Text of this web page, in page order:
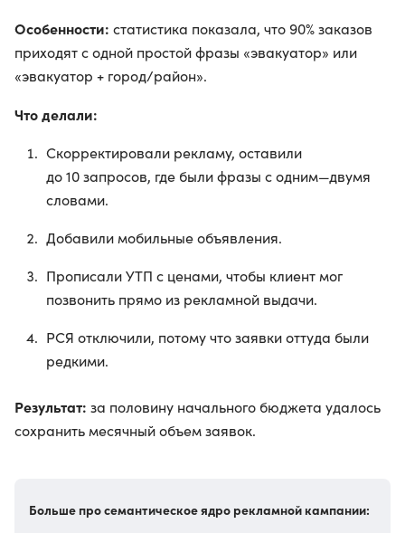
Особенности: статистика показала, что 90% заказов
приходят с одной простой фразы «эвакуатор» или
«эвакуатор + город/район».
Что делали:
Скорректировали рекламу, оставили
до 10 запросов, где были фразы с одним—двумя
словами.
Добавили мобильные объявления.
Прописали УТП с ценами, чтобы клиент мог
позвонить прямо из рекламной выдачи.
РСЯ отключили, потому что заявки оттуда были
редкими.
Результат: за половину начального бюджета удалось
сохранить месячный объем заявок.
Больше про семантическое ядро рекламной кампании: